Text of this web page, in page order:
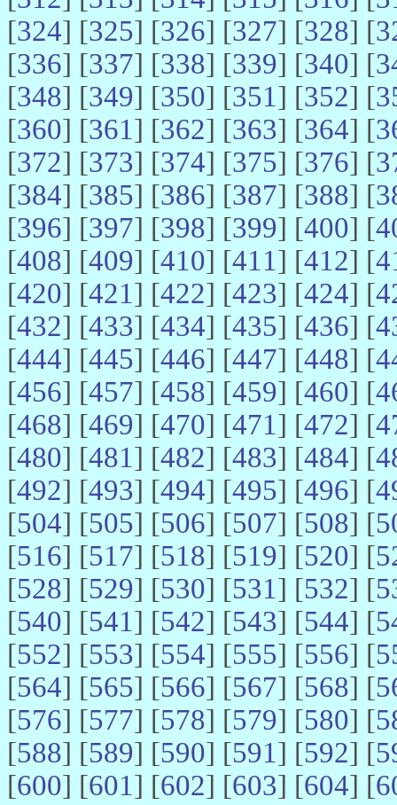
[324] [325] [326] [327] [328] [
[336] [337] [338] [339] [340] [
[348] [349] [350] [351] [352] [
[360] [361] [362] [363] [364] [
[372] [373] [374] [375] [376] [
[384] [385] [386] [387] [388] [
[396] [397] [398] [399] [400] [
[408] [409] [410] [411] [412] [
[420] [421] [422] [423] [424] [
[432] [433] [434] [435] [436] [
[444] [445] [446] [447] [448] [
[456] [457] [458] [459] [460] [
[468] [469] [470] [471] [472] [
[480] [481] [482] [483] [484] [
[492] [493] [494] [495] [496] [
[504] [505] [506] [507] [508] [
[516] [517] [518] [519] [520] [
[528] [529] [530] [531] [532] [
[540] [541] [542] [543] [544] [
[552] [553] [554] [555] [556] [
[564] [565] [566] [567] [568] [
[576] [577] [578] [579] [580] [
[588] [589] [590] [591] [592] [
[600] [601] [602] [603] [604] [